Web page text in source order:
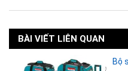
BÀI VIẾT LIÊN QUAN
Bộ